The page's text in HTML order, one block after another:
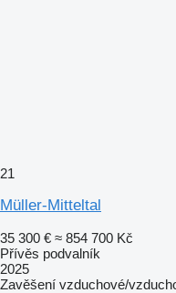
21
Müller-Mitteltal
35 300 € ≈ 854 700 Kč
Přívěs podvalník
2025
Zavěšení vzduchové/